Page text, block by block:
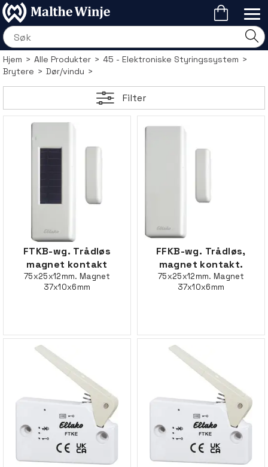
Hjem>Alle Produkter>45 - Elektroniske Styringssystem>
Brytere>Dør/vindu>
Filter
FTKB-wg. Trådløs
magnet kontakt
75x25x12mm. Magnet
37x10x6mm
FFKB-wg. Trådløs,
magnet kontakt.
75x25x12mm. Magnet
37x10x6mm